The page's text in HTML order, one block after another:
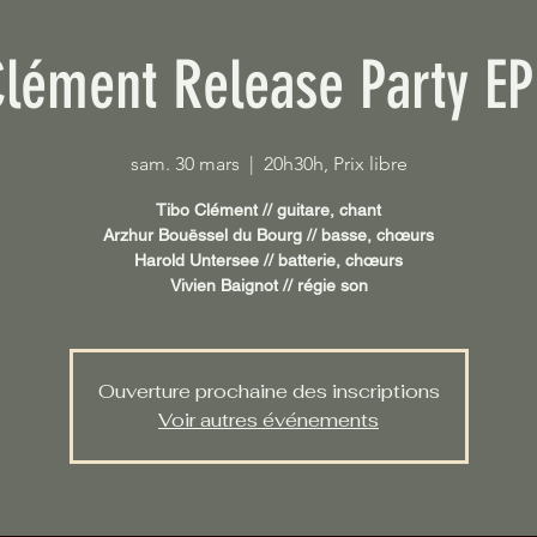
Release Party
sam. 30 mars
  |
20h30h, Prix libre
Tibo Clément // guitare, chant
Arzhur Bouëssel du Bourg // basse, chœurs
Harold Untersee // batterie, chœurs
Vivien Baignot // régie son
Ouverture prochaine des inscriptions
Voir autres événements